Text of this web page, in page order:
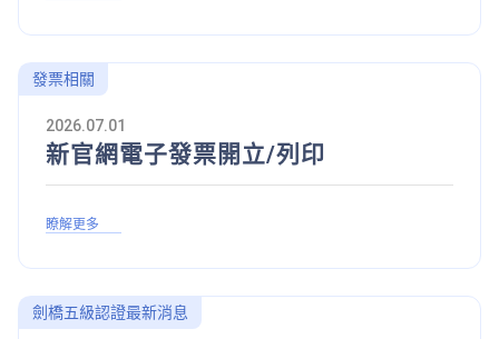
2026.07.01
新官網電子發票開立/列印
瞭解更多
發票相關
劍橋五級認證最新消息